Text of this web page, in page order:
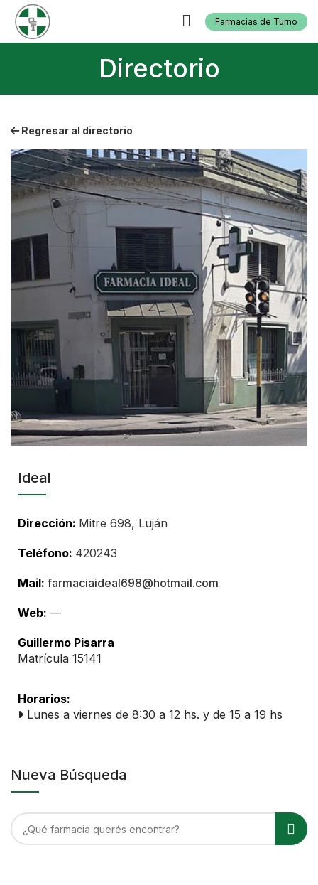
Farmacias de Turno
Directorio
Regresar al directorio
Ideal
Dirección: Mitre 698, Luján
Teléfono: 420243
Mail: farmaciaideal698@hotmail.com
Web: —
Guillermo Pisarra
Matrícula 15141
Horarios:
Lunes a viernes de 8:30 a 12 hs. y de 15 a 19 hs
Nueva Búsqueda